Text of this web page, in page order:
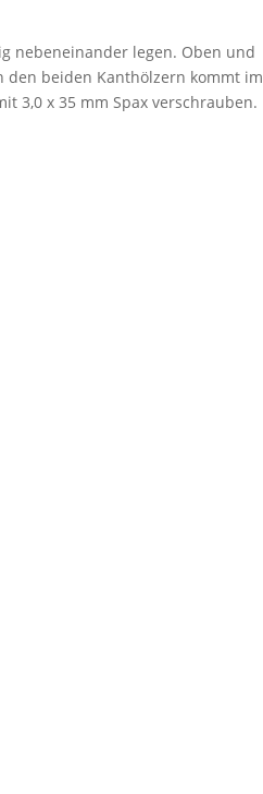
nebeneinander legen. Oben und
beiden Kanthölzern kommt im
3,0 x 35 mm Spax verschrauben.